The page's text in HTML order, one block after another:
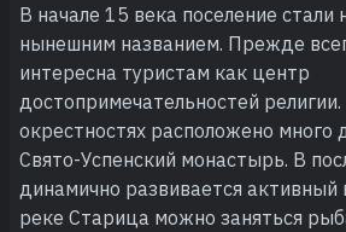
В начале 15 века поселение стали
нынешним названием. Прежде
интересна туристам как центр
достопримечательностей
окрестностях расположено много
Свято-Успенский монастырь. В
динамично развивается
реке Старица можно заняться